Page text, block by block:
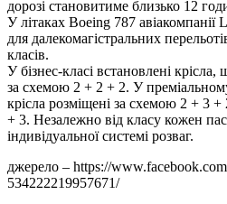
дорозі становитиме близько 12
У літаках Boeing 787 авіакомпанії
для далекомагістральних
класів.
У бізнес-класі встановлені
за схемою 2 + 2 + 2. У
крісла розміщені за схемою 2 + 3
+ 3. Незалежно від класу кожен
індивідуальної системі розваг.
джерело – https://
534222219957671/